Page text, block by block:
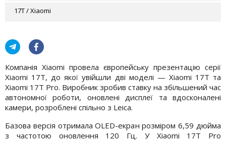
17T / Xiaomi
Компанія Xiaomi провела європейську презентацію серії
Xiaomi 17T, до якої увійшли дві моделі — Xiaomi 17T та
Xiaomi 17T Pro. Виробник зробив ставку на збільшений час
автономної роботи, оновлені дисплеї та вдосконалені
камери, розроблені спільно з Leica.
Базова версія отримала OLED-екран розміром 6,59 дюйма
з частотою оновлення 120 Гц. У Xiaomi 17T Pro